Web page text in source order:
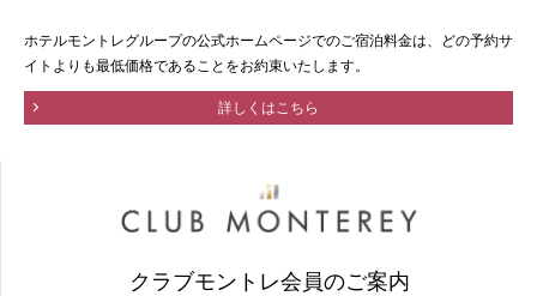
ホテルモントレグループの公式ホームページでのご宿泊料金は、どの予約サ
イトよりも最低価格であることをお約束いたします。
詳しくはこちら
クラブモントレ会員のご案内